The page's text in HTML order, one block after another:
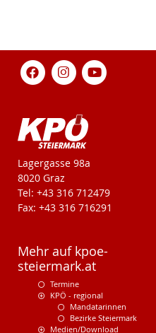
KPÖ-Steiermark
Lagergasse 98a
8020 Graz
Tel: +43 316 712479
Fax: +43 316 716291
Mehr auf kpoe-
steiermark.at
Termine
KPÖ - regional
Mandatarinnen
Bezirke Steiermark
Medien/Download